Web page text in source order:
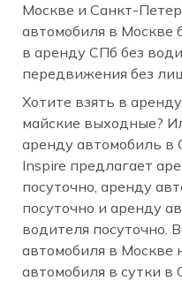
Москве и Санкт-
автомобиля в Москве
в аренду СПб без
передвижения без
Хотите взять в
майские выходные?
аренду автомобиль в
Inspire предлагает
посуточно, аренду
посуточно и аренду
водителя посуточно.
автомобиля в Москве
автомобиля в сутки